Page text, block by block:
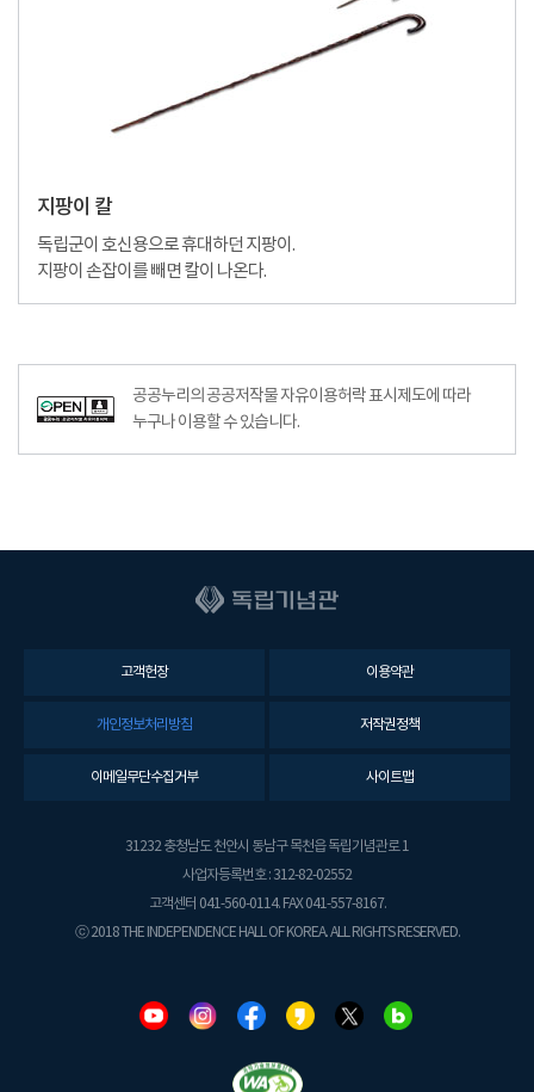
지팡이 칼
독립군이 호신용으로 휴대하던 지팡이.
지팡이 손잡이를 빼면 칼이 나온다.
공공누리의 공공저작물 자유이용허락 표시제도에 따라
누구나 이용할 수 있습니다.
고객헌장 이용약관
개인정보처리방침 저작권정책
이메일무단수집거부 사이트맵
31232 충청남도 천안시 동남구 목천읍 독립기념관로 1
사업자등록번호 : 312-82-02552
고객센터 041-560-0114. FAX 041-557-8167.
ⓒ 2018 THE INDEPENDENCE HALL OF KOREA. ALL RIGHTS RESERVED.